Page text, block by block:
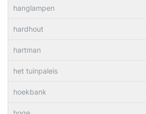
hanglampen
hardhout
hartman
het tuinpaleis
hoekbank